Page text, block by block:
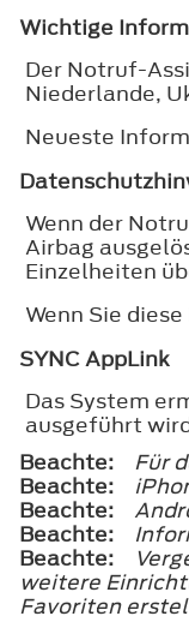
Wichtige
Der Notruf-
Niederlande,
Neueste
Wenn der
Airbag
Einzelheiten
Wenn Sie
SYNC AppLink
Das System
ausgeführt
Beachte:
Für
Beachte:
Beachte:
Beachte:
Beachte:
weitere
Favoriten